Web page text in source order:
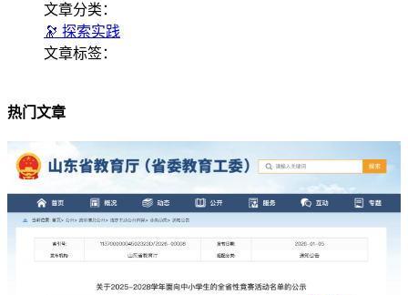
文章分类：
🔭 探索实践
文章标签：
热门文章